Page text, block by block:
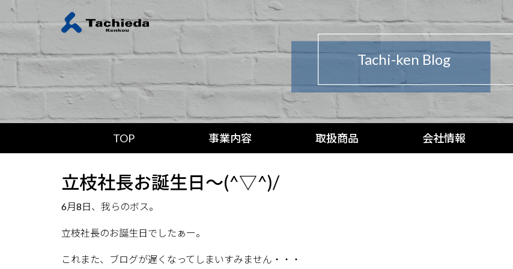
Tachi-ken Blog
TOP 事業内容 取扱商品 会社情報
立枝社長お誕生日～(^▽^)/
6月8日、我らのボス。
立枝社長のお誕生日でしたぁー。
これまた、ブログが遅くなってしまいすみません・・・